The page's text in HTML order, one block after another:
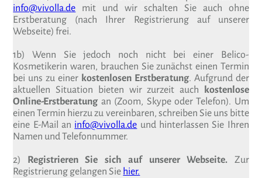
info@vivolla.de mit und wir schalten Sie auch ohne
Erstberatung (nach Ihrer Registrierung auf unserer
Webseite) frei.
1b) Wenn Sie jedoch noch nicht bei einer Belico-
Kosmetikerin waren, brauchen Sie zunächst einen Termin
bei uns zu einer kostenlosen Erstberatung. Aufgrund der
aktuellen Situation bieten wir zurzeit auch kostenlose
Online-Erstberatung an (Zoom, Skype oder Telefon). Um
einen Termin hierzu zu vereinbaren, schreiben Sie uns bitte
eine E-Mail an info@vivolla.de und hinterlassen Sie Ihren
Namen und Telefonnummer.
2) Registrieren Sie sich auf unserer Webseite. Zur
Registrierung gelangen Siehier.